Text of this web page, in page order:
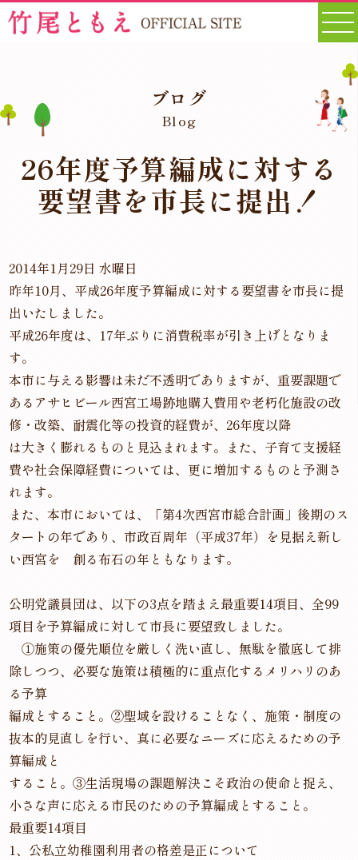
ブログ
Blog
26年度予算編成に対する
要望書を市長に提出！
2014年1月29日 水曜日
昨年10月、平成26年度予算編成に対する要望書を市長に提
出いたしました。
平成26年度は、17年ぶりに消費税率が引き上げとなりま
す。
本市に与える影響は未だ不透明でありますが、重要課題で
あるアサヒビール西宮工場跡地購入費用や老朽化施設の改
修・改築、耐震化等の投資的経費が、26年度以降
は大きく膨れるものと見込まれます。また、子育て支援経
費や社会保障経費については、更に増加するものと予測さ
れます。
また、本市においては、「第4次西宮市総合計画」後期のス
タートの年であり、市政百周年（平成37年）を見据え新し
い西宮を 創る布石の年ともなります。
公明党議員団は、以下の3点を踏まえ最重要14項目、全99
項目を予算編成に対して市長に要望致しました。
①施策の優先順位を厳しく洗い直し、無駄を徹底して排
除しつつ、必要な施策は積極的に重点化するメリハリのあ
る予算
編成とすること。②聖域を設けることなく、施策・制度の
抜本的見直しを行い、真に必要なニーズに応えるための予
算編成と
すること。③生活現場の課題解決こそ政治の使命と捉え、
小さな声に応える市民のための予算編成とすること。
最重要14項目
1、公私立幼稚園利用者の格差是正について